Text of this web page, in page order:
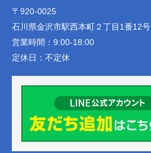
〒920-0025
石川県金沢市駅西本町２丁目1番12号
営業時間： 9:00-18:00
定休日： 不定休